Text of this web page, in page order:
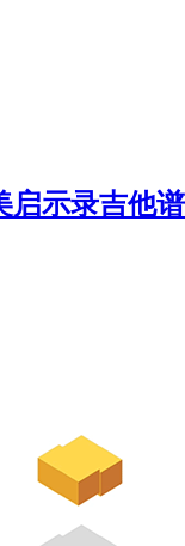
启示录吉他